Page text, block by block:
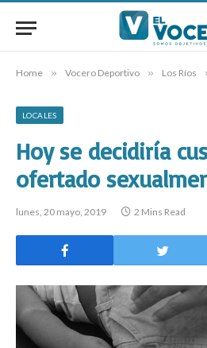
Home » Vocero Deportivo » Los Ríos
LOCALES
Hoy se decidiría
ofertado
lunes, 20 mayo, 2019 2 Mins Read